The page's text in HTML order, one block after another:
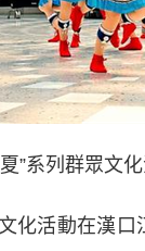
”系列群眾文
活動在漢口